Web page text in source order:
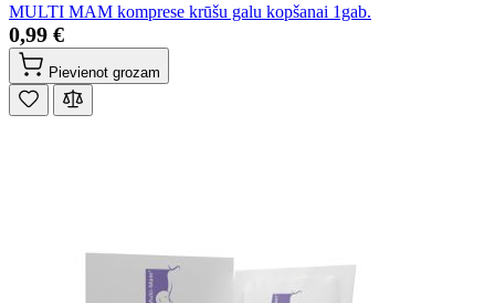
MULTI MAM komprese krūšu galu kopšanai 1gab.
0,99 €
Pievienot grozam